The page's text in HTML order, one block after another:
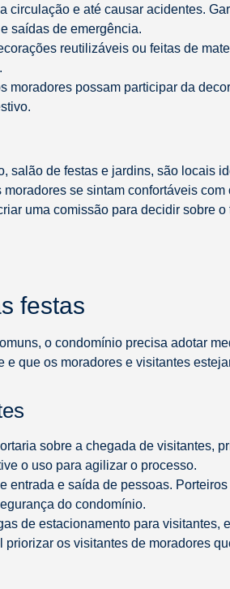
circulação e até causar acidentes.
saídas de emergência.
reutilizáveis ou feitas de
moradores possam participar da
de festas e jardins, são locais
se sintam confortáveis
uma comissão para decidir sobre o
festas
o condomínio precisa adotar
que os moradores e visitantes
sobre a chegada de visitantes,
o uso para agilizar o processo.
entrada e saída de pessoas.
do condomínio.
de estacionamento para visitantes,
os visitantes de moradores